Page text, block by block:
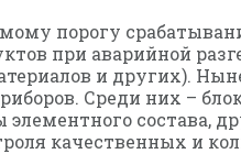
порогу
при аварийной
и других).
Среди них –
состава,
качественных и